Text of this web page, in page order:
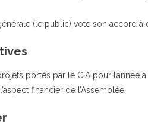
(le public) vote son accord à
portés par le C.A pour l’année à
financier de l’Assemblée.